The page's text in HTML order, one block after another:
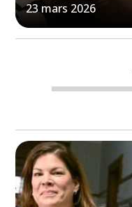
23 mars 2026